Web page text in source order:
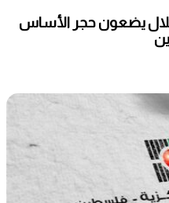
يضعون حجر الأساس